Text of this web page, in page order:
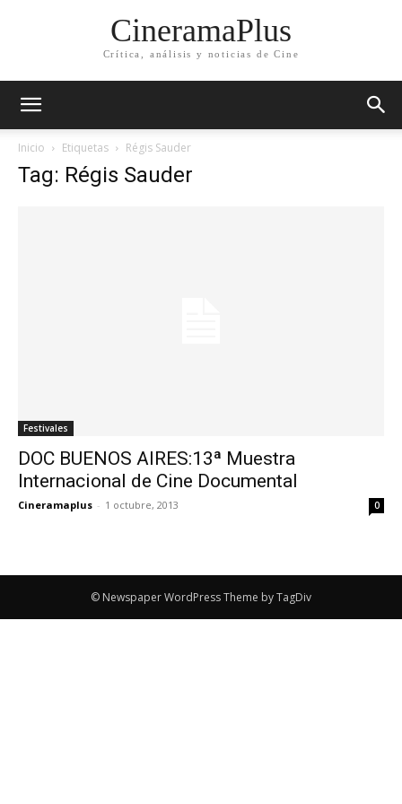
CineramaPlus
Crítica, análisis y noticias de Cine
Inicio Etiquetas Régis Sauder
Tag: Régis Sauder
Festivales
DOC BUENOS AIRES:13ª Muestra
Internacional de Cine Documental
Cineramaplus - 1 octubre, 2013 0
© Newspaper WordPress Theme by TagDiv